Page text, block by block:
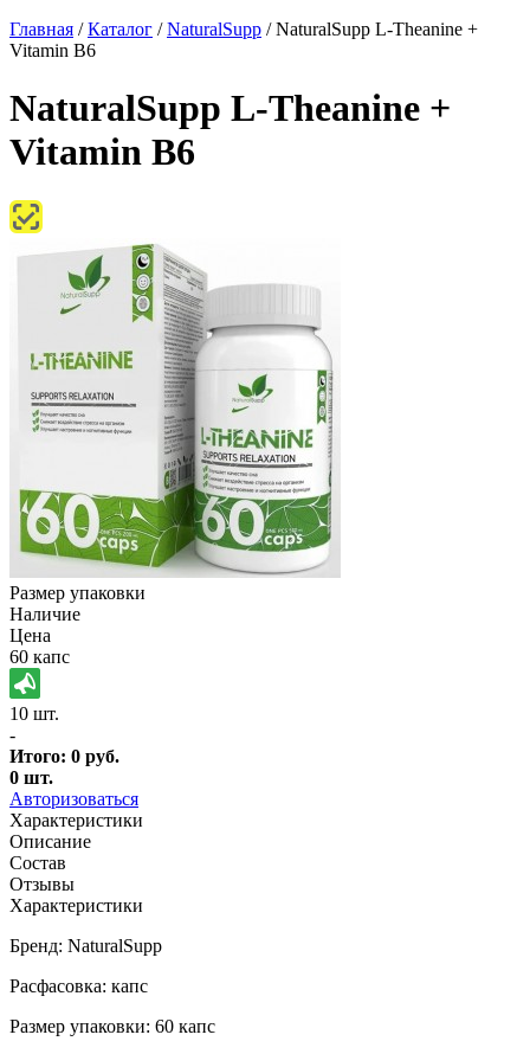
Главная /Каталог /NaturalSupp /NaturalSupp L-Theanine +
Vitamin В6
NaturalSupp L-Theanine +
Vitamin В6
Размер упаковки
Наличие
Цена
60 капс
10 шт.
-
Итого: 0 руб.
0 шт.
Авторизоваться
Характеристики
Описание
Состав
Отзывы
Характеристики
Бренд: NaturalSupp
Расфасовка: капс
Размер упаковки: 60 капс